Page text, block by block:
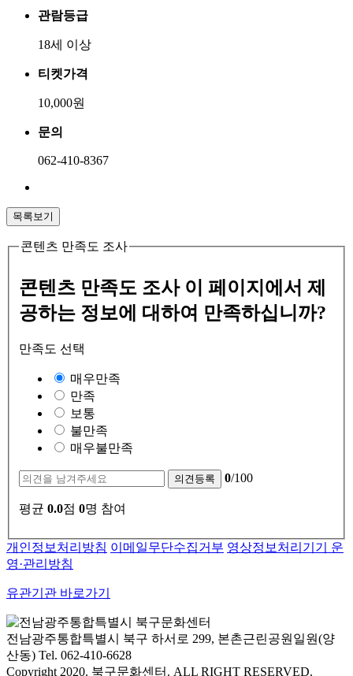
관람등급
18세 이상
티켓가격
10,000원
문의
062-410-8367
목록보기
콘텐츠 만족도 조사
콘텐츠 만족도 조사 이 페이지에서 제
공하는 정보에 대하여 만족하십니까?
만족도 선택
매우만족
만족
보통
불만족
매우불만족
0/100
평균 0.0점 0명 참여
개인정보처리방침 이메일무단수집거부 영상정보처리기기 운
영·관리방침
유관기관 바로가기
전남광주통합특별시 북구 하서로 299, 본촌근린공원일원(양
산동) Tel. 062-410-6628
Copyright 2020. 북구문화센터. ALL RIGHT RESERVED.